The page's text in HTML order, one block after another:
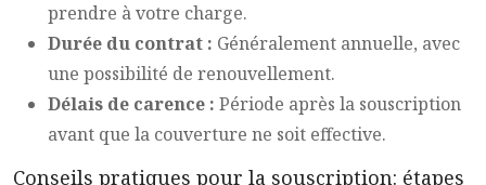
prendre à votre charge.
Durée du contrat : Généralement annuelle, avec
une possibilité de renouvellement.
Délais de carence : Période après la souscription
avant que la couverture ne soit effective.
Conseils pratiques pour la souscription: étapes